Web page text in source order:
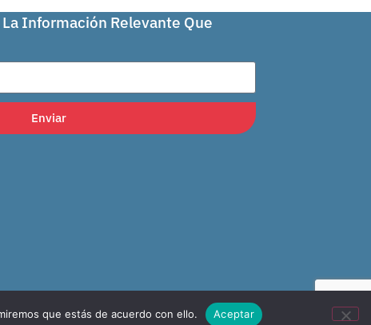
Información Relevante Que
Enviar
que estás de acuerdo con ello. Aceptar